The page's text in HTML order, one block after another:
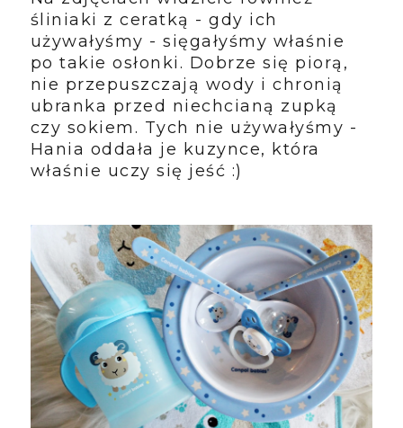
śliniaki z ceratką - gdy ich
używałyśmy - sięgałyśmy właśnie
po takie osłonki. Dobrze się piorą,
nie przepuszczają wody i chronią
ubranka przed niechcianą zupką
czy sokiem. Tych nie używałyśmy -
Hania oddała je kuzynce, która
właśnie uczy się jeść :)